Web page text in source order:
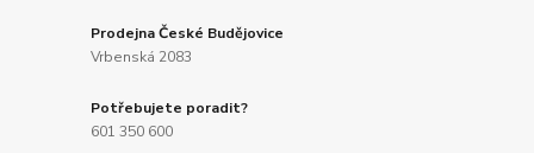
Prodejna České Budějovice
Vrbenská 2083
Potřebujete poradit?
601 350 600